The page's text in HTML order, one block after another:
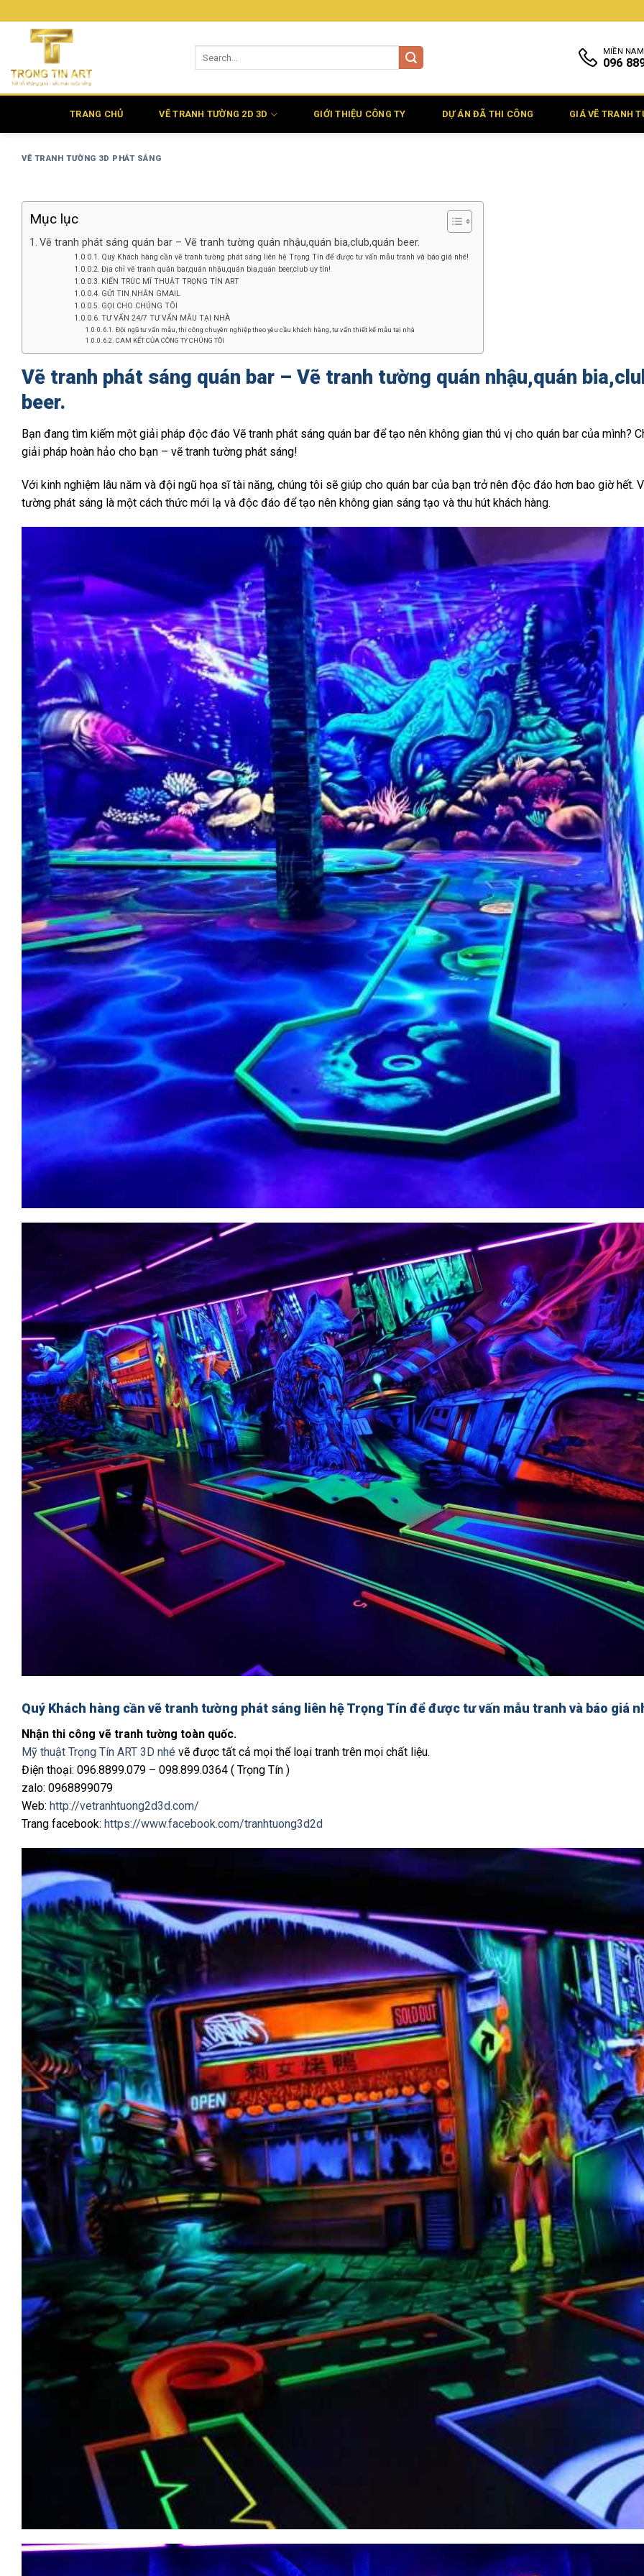
qua
MIỀN NAM
096
TRANG CHỦ VẼ TRANH TƯỜNG 2D 3D GIỚI THIỆU CÔNG TY DỰ ÁN ĐÃ THI CÔNG GIÁ VẼ TRANH
VẼ TRANH TƯỜNG 3D PHÁT SÁNG
Mục lục
Vẽ tranh phát sáng quán bar – Vẽ tranh tường quán nhậu,quán bia,club,quán beer.
Quý Khách hàng cần vẽ tranh tường phát sáng liên hệ Trọng Tín để được tư vấn mẫu tranh và báo giá nhé!
Địa chỉ vẽ tranh quán bar,quán nhậu,quán bia,quán beer,club uy tín!
KIẾN TRÚC MĨ THUẬT TRỌNG TÍN ART
GỬI TIN NHẮN GMAIL
GỌI CHO CHÚNG TÔI
TƯ VẤN 24/7 TƯ VẤN MẪU TẠI NHÀ
Đội ngũ tư vấn mẫu, thi công chuyên nghiệp theo yêu cầu khách hàng, tư vấn thiết kế mẫu tại nhà
CAM KẾT CỦA CÔNG TY CHÚNG TÔI
Vẽ tranh phát sáng quán bar – Vẽ tranh tường quán nhậu,quán
beer.
Bạn đang tìm kiếm một giải pháp độc đáo Vẽ tranh phát sáng quán bar để tạo nên không gian thú vị cho quán bar của mình?
giải pháp hoàn hảo cho bạn – vẽ tranh tường phát sáng!
Với kinh nghiệm lâu năm và đội ngũ họa sĩ tài năng, chúng tôi sẽ giúp cho quán bar của bạn trở nên độc đáo hơn bao giờ hết.
tường phát sáng là một cách thức mới lạ và độc đáo để tạo nên không gian sáng tạo và thu hút khách hàng.
Quý Khách hàng cần vẽ tranh tường phát sáng liên hệ Trọng Tín để được tư vấn mẫu tranh và báo giá
Nhận thi công vẽ tranh tường toàn quốc.
Mỹ thuật Trọng Tín ART 3D nhé vẽ được tất cả mọi thể loại tranh trên mọi chất liệu.
Điện thoại: 096.8899.079 – 098.899.0364 ( Trọng Tín )
zalo: 0968899079
Web: http://vetranhtuong2d3d.com/
Trang facebook: https://www.facebook.com/tranhtuong3d2d